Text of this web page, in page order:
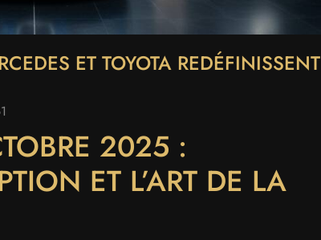
ET TOYOTA REDÉFINISSENT
2025 :
ET L’ART DE LA